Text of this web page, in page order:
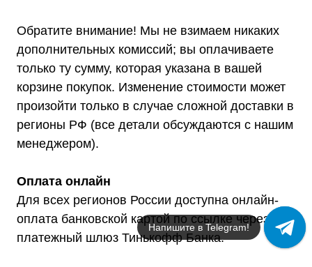
Обратите внимание! Мы не взимаем никаких
дополнительных комиссий; вы оплачиваете
только ту сумму, которая указана в вашей
корзине покупок. Изменение стоимости может
произойти только в случае сложной доставки в
регионы РФ (все детали обсуждаются с нашим
менеджером).
Оплата онлайн
Для всех регионов России доступна онлайн-
оплата банковской картой по ссылке через
платежный шлюз Тинькофф Банка.
Напишите в Telegram!